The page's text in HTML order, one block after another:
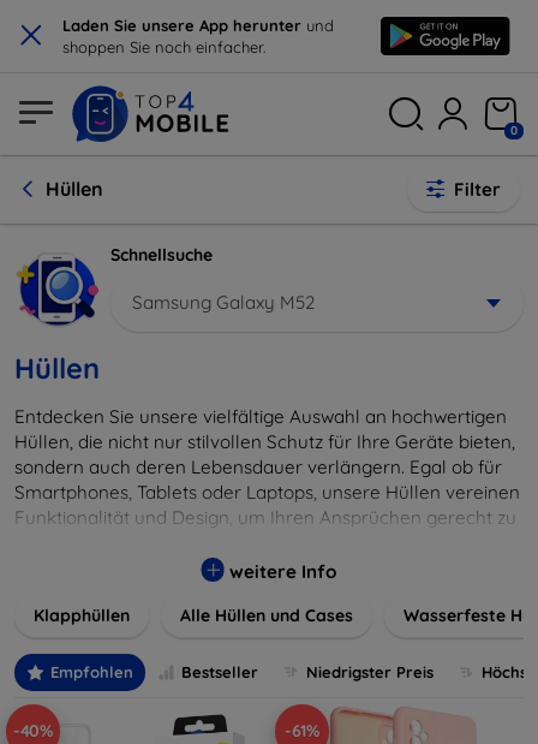
× Laden Sie unsere App herunter und
shoppen Sie noch einfacher.
0
Hüllen Filter
Schnellsuche
Samsung Galaxy M52
Hüllen
Entdecken Sie unsere vielfältige Auswahl an hochwertigen
Hüllen, die nicht nur stilvollen Schutz für Ihre Geräte bieten,
sondern auch deren Lebensdauer verlängern. Egal ob für
Smartphones, Tablets oder Laptops, unsere Hüllen vereinen
Funktionalität und Design, um Ihren Ansprüchen gerecht zu
Farben, um Ihren persönlichen Stil perfekt zu
weitere Info
Klapphüllen Alle Hüllen und Cases Wasserfeste
Empfohlen Bestseller Niedrigster Preis
-40% -61%